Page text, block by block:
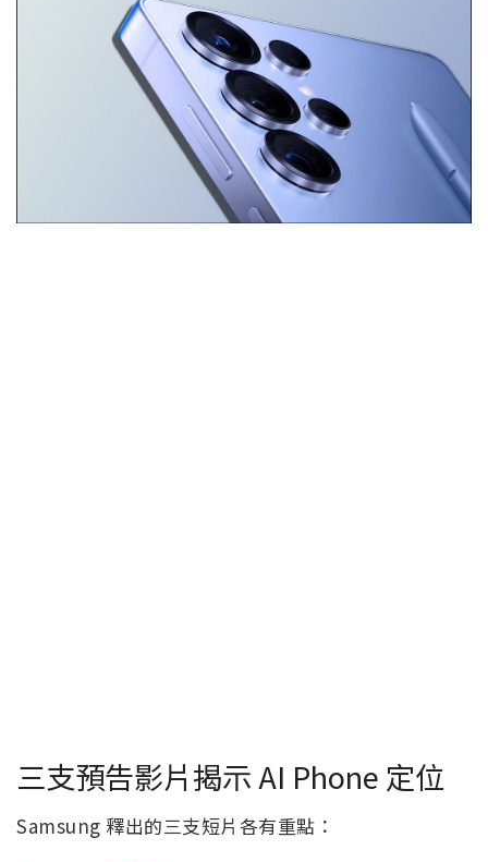
三支預告影片揭示 AI Phone 定位
Samsung 釋出的三支短片各有重點：